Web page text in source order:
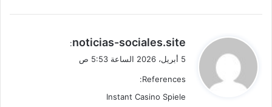
ي
ل
noticias-sociales.site
:
5 أبريل، 2026 الساعة 5:53 ص
References:
Instant Casino Spiele